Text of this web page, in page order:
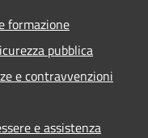
formazione
pubblica
e contravvenzioni
e assistenza